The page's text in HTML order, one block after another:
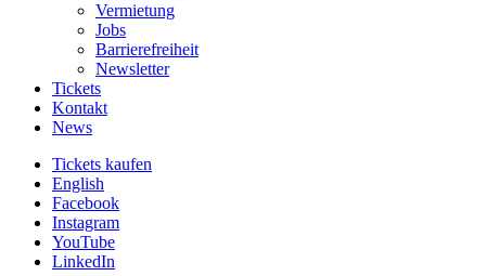
Vermietung
Jobs
Barrierefreiheit
Newsletter
Tickets
Kontakt
News
Tickets kaufen
English
Facebook
Instagram
YouTube
LinkedIn